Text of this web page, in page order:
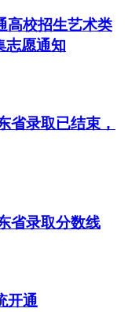
高校招生艺术类
志愿通知
省录取已结束，
省录取分数线
开通